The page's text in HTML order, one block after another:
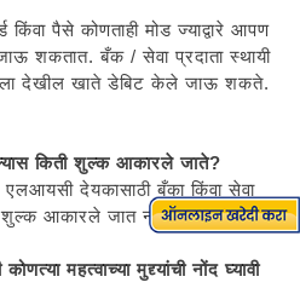
पैसे कोणताही मोड ज्याद्वारे आपण
शकतात. बँक / सेवा प्रदाता स्थायी
देखील खाते डेबिट केले जाऊ शकते.
किती शुल्क आकारले जाते?
देयकासाठी बँका किंवा सेवा
शुल्क आकारले जात नाही.
महत्वाच्या मुद्द्यांची नोंद घ्यावी